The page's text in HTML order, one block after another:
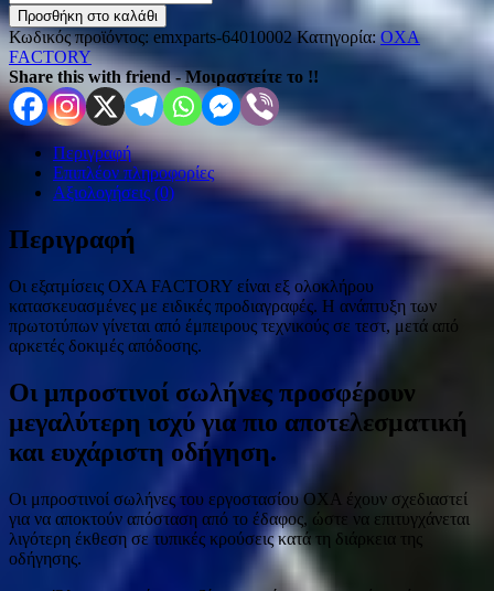
Προσθήκη στο καλάθι
Κωδικός προϊόντος: emxparts-64010002 Κατηγορία: OXA
FACTORY
Share this with friend - Μοιραστείτε το !!
Περιγραφή
Επιπλέον πληροφορίες
Αξιολογήσεις (0)
Περιγραφή
Οι εξατμίσεις ΟXA FACTORY είναι εξ ολοκλήρου
κατασκευασμένες με ειδικές προδιαγραφές. Η ανάπτυξη των
πρωτοτύπων γίνεται από έμπειρους τεχνικούς σε τεστ, μετά από
αρκετές δοκιμές απόδοσης.
Οι μπροστινοί σωλήνες προσφέρουν
μεγαλύτερη ισχύ για πιο αποτελεσματική
και ευχάριστη οδήγηση.
Οι μπροστινοί σωλήνες του εργοστασίου OXA έχουν σχεδιαστεί
για να αποκτούν απόσταση από το έδαφος, ώστε να επιτυγχάνεται
λιγότερη έκθεση σε τυπικές κρούσεις κατά τη διάρκεια της
οδήγησης.